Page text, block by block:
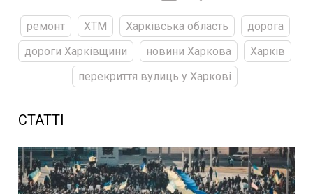
ремонт ХТМ Харківська область
дорога
дороги Харківщини
новини Харкова
Харків
перекриття вулиць у Харкові
СТАТТІ